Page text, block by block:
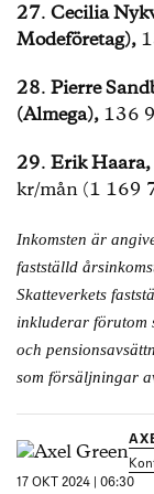
27. Cecilia
Modeföretag),
28. Pierre
(Almega), 136
29. Erik
kr/mån (1 169
Inkomsten är
fastställd
Skatteverkets
inkluderar förutom
och
som försäljningar
17 OKT 2024 | 06:30